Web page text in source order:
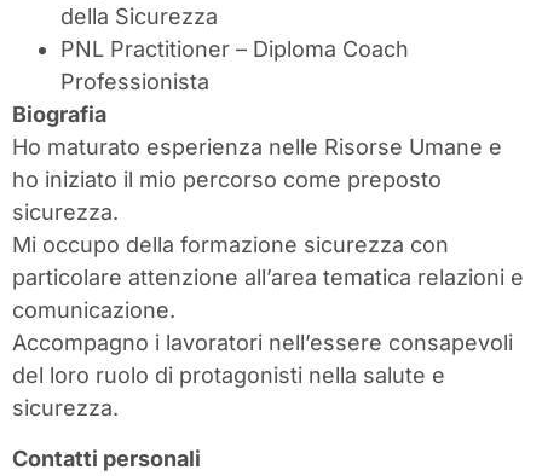
della Sicurezza
PNL Practitioner – Diploma Coach
Professionista
Biografia
Ho maturato esperienza nelle Risorse Umane e
ho iniziato il mio percorso come preposto
sicurezza.
Mi occupo della formazione sicurezza con
particolare attenzione all’area tematica relazioni e
comunicazione.
Accompagno i lavoratori nell’essere consapevoli
del loro ruolo di protagonisti nella salute e
sicurezza.
Contatti personali